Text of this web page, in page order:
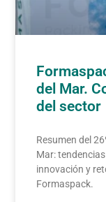
del Mar.
del sector
Resumen del
Mar:
innovación y
Formaspack.